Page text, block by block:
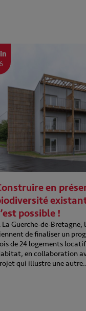
en
possible !
La Guerche-de-Bretagne,
de finaliser un
de 24 logements
en collaboration
qui illustre une